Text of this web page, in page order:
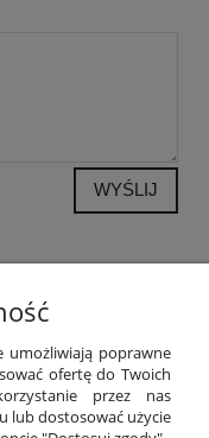
WYŚLIJ
umożliwiają poprawne
ofertę do Twoich
przez nas
lub dostosować użycie